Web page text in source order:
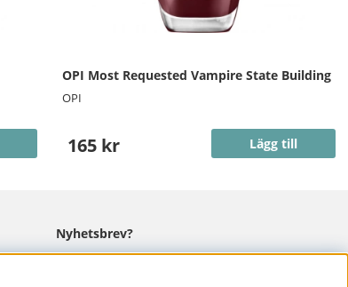
OPI Most Requested Vampire State Building
OPI
165 kr Lägg till
Nyhetsbrev?